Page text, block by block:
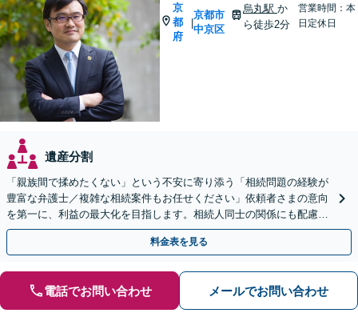
京
都
府
|
京都市
中京区
烏丸駅 か
ら徒歩2分
営業時間：本
日定休日
遺産分割
「親族間で揉めたくない」という不安に寄り添う「相続問題の経験が
豊富な弁護士／複雑な相続案件もお任せください」依頼者さまの意向
を第一に、利益の最大化を目指します。相続人同士の関係にも配慮
し、きめ細やかに対応
料金表を見る
電話でお問い合わせ メールでお問い合わせ